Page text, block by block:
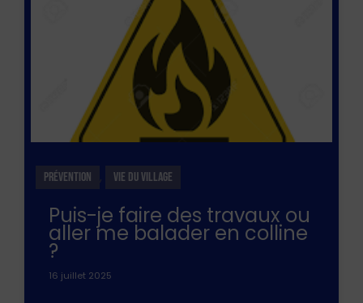
PRÉVENTION , VIE DU VILLAGE
Puis-je faire des travaux ou
aller me balader en colline
?
16 juillet 2025